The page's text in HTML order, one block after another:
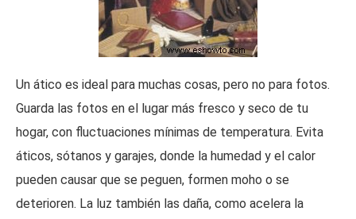
Un ático es ideal para muchas cosas, pero no para fotos.
Guarda las fotos en el lugar más fresco y seco de tu
hogar, con fluctuaciones mínimas de temperatura. Evita
áticos, sótanos y garajes, donde la humedad y el calor
pueden causar que se peguen, formen moho o se
deterioren. La luz también las daña, como acelera la